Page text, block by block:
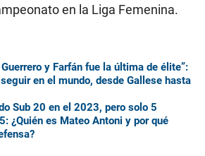
en la Liga Femenina.
y Farfán fue la última de élite”:
en el mundo, desde Gallese hasta
Sub 20 en el 2023, pero solo 5
¿Quién es Mateo Antoni y por qué